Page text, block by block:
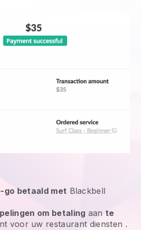
go betaald met Blackbell
om betaling aante
voor uw restaurant diensten .